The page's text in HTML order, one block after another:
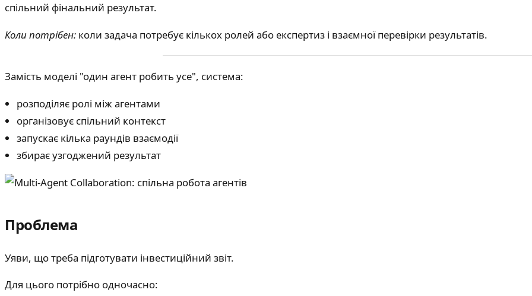
спільний фінальний результат.
Коли потрібен: коли задача потребує кількох ролей або експертиз і взаємної перевірки результатів.
Замість моделі "один агент робить усе", система:
розподіляє ролі між агентами
організовує спільний контекст
запускає кілька раундів взаємодії
збирає узгоджений результат
Проблема
Уяви, що треба підготувати інвестиційний звіт.
Для цього потрібно одночасно: